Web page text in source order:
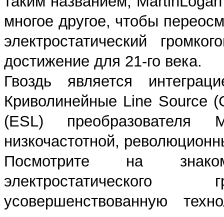
многое другое, чтобы
электростатический
достижение для 21-го века.
Гвоздь является
Криволинейные Line Source
(ESL) преобразователя
низкочастотной,
Посмотрите на
электростатического
усовершенствованную